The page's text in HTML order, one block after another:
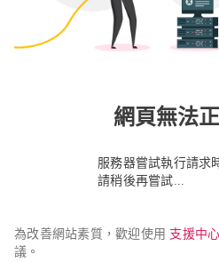
網頁無法
服務器嘗試執行請求
請稍後再嘗試...
為改善網站素質，歡迎使用 支援中心
議。